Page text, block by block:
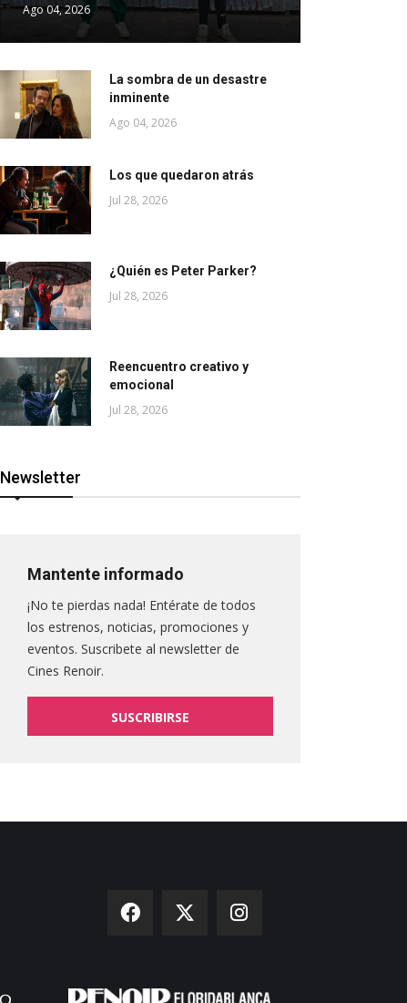
Ago 04, 2026
La sombra de un desastre
inminente
Ago 04, 2026
Los que quedaron atrás
Jul 28, 2026
¿Quién es Peter Parker?
Jul 28, 2026
Reencuentro creativo y
emocional
Jul 28, 2026
Newsletter
Mantente informado
¡No te pierdas nada! Entérate de todos
los estrenos, noticias, promociones y
eventos. Suscribete al newsletter de
Cines Renoir.
SUSCRIBIRSE